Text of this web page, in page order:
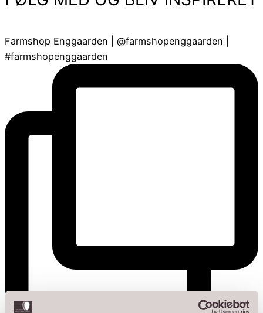
Farmshop Enggaarden | @farmshopenggaarden |
#farmshopenggaarden